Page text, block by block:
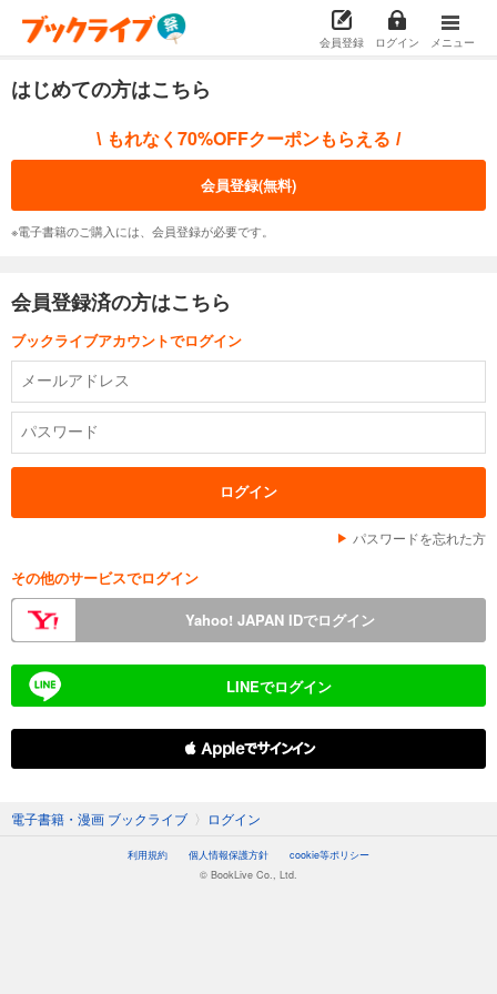
会員登録 ログイン メニュー
はじめての方はこちら
\ もれなく70%OFFクーポンもらえる /
会員登録(無料)
※電子書籍のご購入には、会員登録が必要です。
会員登録済の方はこちら
ブックライブアカウントでログイン
パスワードを忘れた方
その他のサービスでログイン
Yahoo! JAPAN IDでログイン
LINEでログイン
 Appleでサインイン
電子書籍・漫画 ブックライブ 〉 ログイン
利用規約 個人情報保護方針
cookie等ポリシー
© BookLive Co., Ltd.